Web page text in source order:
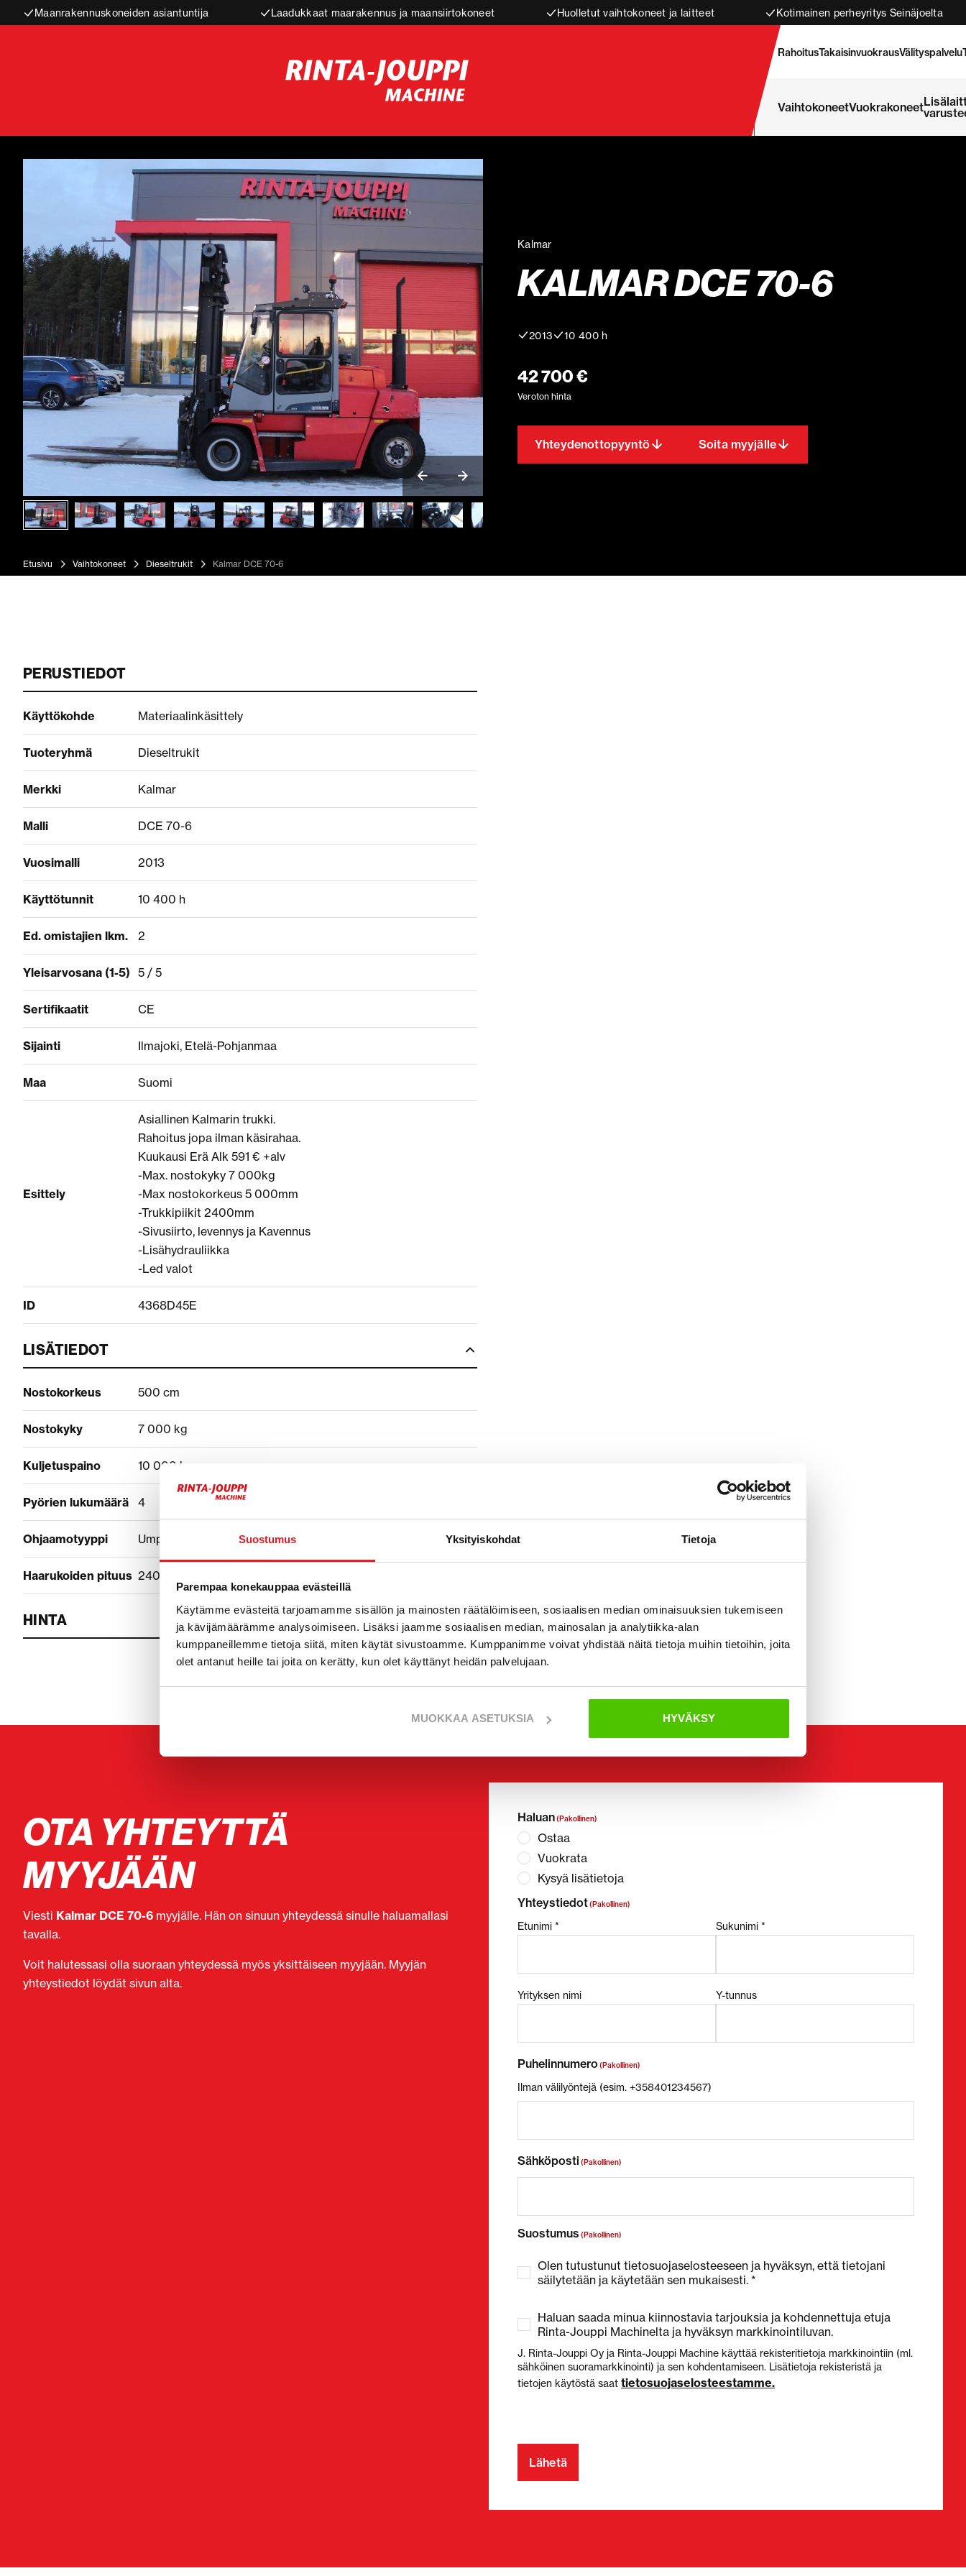
Suostumus Yksityiskohdat Tietoja
Parempaa konekauppaa evästeillä
Käytämme evästeitä tarjoamamme sisällön ja mainosten räätälöimiseen, sosiaalisen median ominaisuuksien tukemiseen
ja kävijämäärämme analysoimiseen. Lisäksi jaamme sosiaalisen median, mainosalan ja analytiikka-alan
kumppaneillemme tietoja siitä, miten käytät sivustoamme. Kumppanimme voivat yhdistää näitä tietoja muihin tietoihin, joita
olet antanut heille tai joita on kerätty, kun olet käyttänyt heidän palvelujaan.
MUOKKAA ASETUKSIA HYVÄKSY
Maanrakennuskoneiden asiantuntija Laadukkaat maarakennus ja maansiirtokoneet Huolletut vaihtokoneet ja laitteet Kotimainen perheyritys Seinäjoelta
RahoitusTakaisinvuokrausVälityspalvelu
VaihtokoneetVuokrakoneet
Kalmar
KALMAR DCE 70-6
2013 10 400 h
42 700 €
Veroton hinta
Yhteydenottopyyntö Soita myyjälle
Etusivu Vaihtokoneet Dieseltrukit Kalmar DCE 70-6
PERUSTIEDOT
Käyttökohde Materiaalinkäsittely
Tuoteryhmä Dieseltrukit
Merkki Kalmar
Malli DCE 70-6
Vuosimalli 2013
Käyttötunnit 10 400 h
Ed. omistajien lkm. 2
Yleisarvosana (1-5) 5 / 5
Sertifikaatit CE
Sijainti Ilmajoki, Etelä-Pohjanmaa
Maa Suomi
Esittely
Asiallinen Kalmarin trukki.
Rahoitus jopa ilman käsirahaa.
Kuukausi Erä Alk 591 € +alv
-Max. nostokyky 7 000kg
-Max nostokorkeus 5 000mm
-Trukkipiikit 2400mm
-Sivusiirto, levennys ja Kavennus
-Lisähydrauliikka
-Led valot
ID 4368D45E
LISÄTIEDOT
Nostokorkeus 500 cm
Nostokyky 7 000 kg
Kuljetuspaino 10 000 kg
Pyörien lukumäärä 4
Ohjaamotyyppi Umpihytti
Haarukoiden pituus 240 cm
HINTA
OTA YHTEYTTÄ
MYYJÄÄN
Viesti Kalmar DCE 70-6 myyjälle. Hän on sinuun yhteydessä sinulle haluamallasi
tavalla.
Voit halutessasi olla suoraan yhteydessä myös yksittäiseen myyjään. Myyjän
yhteystiedot löydät sivun alta.
Haluan(Pakollinen)
Ostaa
Vuokrata
Kysyä lisätietoja
Yhteystiedot(Pakollinen)
Etunimi * Sukunimi *
Yrityksen nimi Y-tunnus
Puhelinnumero(Pakollinen)
Ilman välilyöntejä (esim. +358401234567)
Sähköposti (Pakollinen)
Suostumus (Pakollinen)
Olen tutustunut tietosuojaselosteeseen ja hyväksyn, että tietojani
säilytetään ja käytetään sen mukaisesti. *
Haluan saada minua kiinnostavia tarjouksia ja kohdennettuja etuja
Rinta-Jouppi Machinelta ja hyväksyn markkinointiluvan.
J. Rinta-Jouppi Oy ja Rinta-Jouppi Machine käyttää rekisteritietoja markkinointiin (ml.
sähköinen suoramarkkinointi) ja sen kohdentamiseen. Lisätietoja rekisteristä ja
tietojen käytöstä saat tietosuojaselosteestamme.